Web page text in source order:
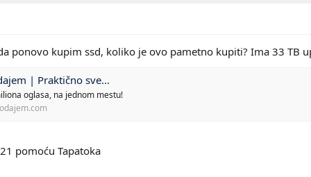
ponovo kupim ssd, koliko je ovo pametno kupiti? Ima 33 TB
| Praktično sve...
oglasa, na jednom mestu!
pomoću Tapatoka